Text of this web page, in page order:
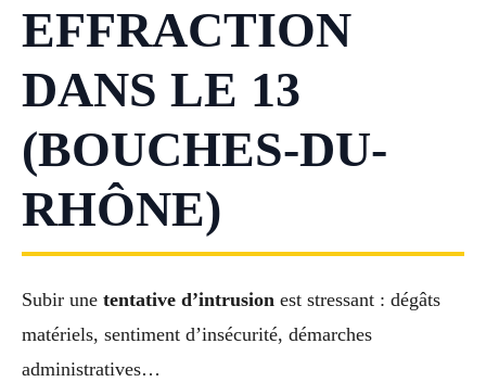
EFFRACTION
DANS LE 13
(BOUCHES-DU-
RHÔNE)
Subir une tentative d’intrusion est stressant : dégâts
matériels, sentiment d’insécurité, démarches
administratives…